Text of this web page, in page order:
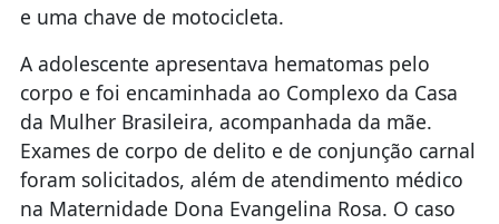
e uma chave de motocicleta.
A adolescente apresentava hematomas pelo
corpo e foi encaminhada ao Complexo da Casa
da Mulher Brasileira, acompanhada da mãe.
Exames de corpo de delito e de conjunção carnal
foram solicitados, além de atendimento médico
na Maternidade Dona Evangelina Rosa. O caso